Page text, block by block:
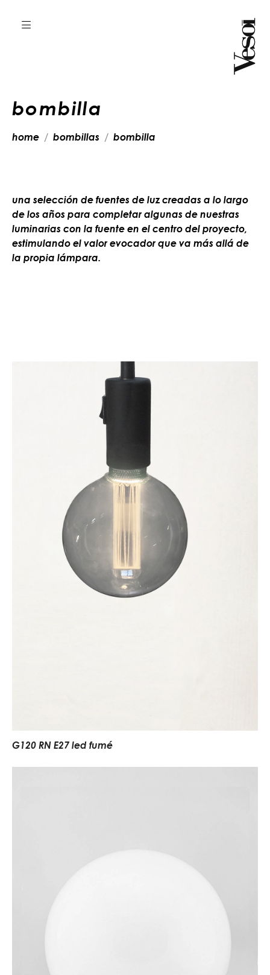
bombilla
home bombillas bombilla
una selección de fuentes de luz creadas a lo largo
de los años para completar algunas de nuestras
luminarias con la fuente en el centro del proyecto,
estimulando el valor evocador que va más allá de
la propia lámpara.
G120 RN E27 led fumé